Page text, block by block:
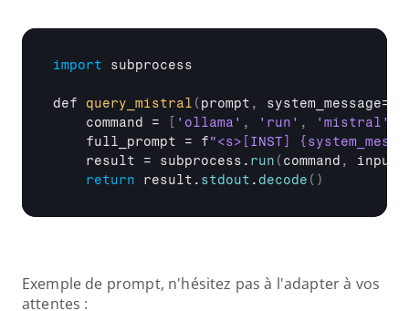
import subprocess
def query_mistral ( prompt , system_message=
command
= 'ollama' , 'run' , 'mistral'
full_prompt = f"<s>[INST]
result = subprocess . run ( command , input
return
result . stdout . decode ( )
Exemple de prompt, n'hésitez pas à l'adapter à vos
attentes :